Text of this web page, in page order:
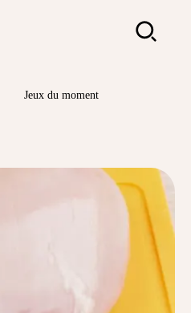
Rechercher
Jeux du moment